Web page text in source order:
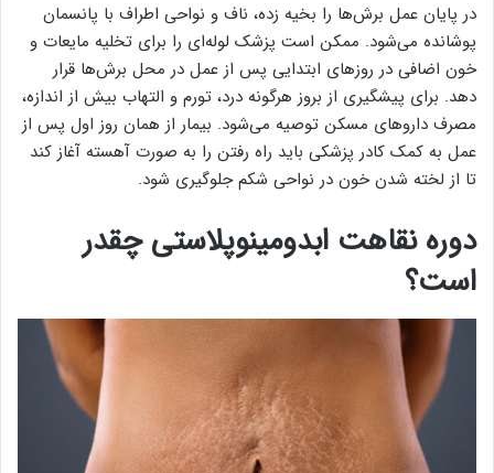
در پایان عمل برش‌ها را بخیه زده، ناف و نواحی اطراف با پانسمان
پوشانده می‌شود. ممکن است پزشک لوله‌ای را برای تخلیه مایعات و
خون اضافی در روزهای ابتدایی پس از عمل در محل برش‌ها قرار
دهد. برای پیشگیری از بروز هرگونه درد، تورم و التهاب بیش از اندازه،
مصرف داروهای مسکن توصیه می‌شود. بیمار از همان روز اول پس از
عمل به کمک کادر پزشکی باید راه رفتن را به صورت آهسته آغاز کند
تا از لخته شدن خون در نواحی شکم جلوگیری شود.
دوره نقاهت ابدومینوپلاستی چقدر
است؟